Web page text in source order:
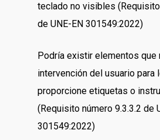
teclado no visibles
de UNE-EN 301549:2022)
Podría existir elementos que
intervención del usuario para
proporcione etiquetas o
(Requisito número 9.3.3.2 de
301549:2022)